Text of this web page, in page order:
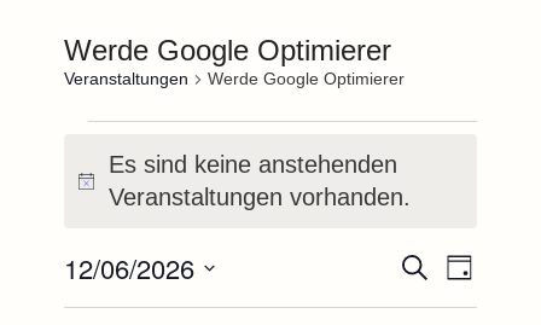
Werde Google Optimierer
Veranstaltungen Werde Google Optimierer
für
12.Juni.2026
Hinweis
Es sind keine anstehenden
Veranstaltungen vorhanden.
Suche
Suche
Tag
12/06/2026
Datum